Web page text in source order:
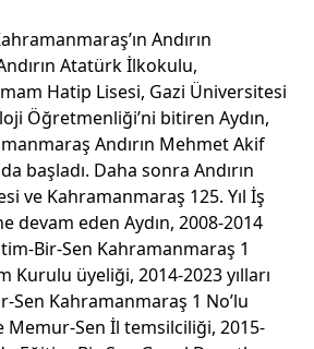
Andırın
Atatürk İlkokulu,
Hatip Lisesi, Gazi Üniversitesi
Öğretmenliği’ni bitiren Aydın,
Andırın Mehmet Akif
başladı. Daha sonra Andırın
ve Kahramanmaraş 125. Yıl İş
devam eden Aydın, 2008-2014
Bir-Sen Kahramanmaraş 1
Kurulu üyeliği, 2014-2023 yılları
Sen Kahramanmaraş 1 No’lu
Memur-Sen İl temsilciliği, 2015-